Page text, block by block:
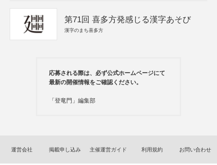
第71回 喜多方発感じる漢字あそび
漢字のまち喜多方
応募される際は、必ず公式ホームページにて
最新の開催情報をご確認ください。
「登竜門」編集部
運営会社 掲載申し込み 主催運営ガイド 利用規約 お問い合わせ